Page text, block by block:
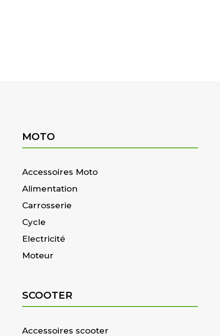
MOTO
Accessoires Moto
Alimentation
Carrosserie
Cycle
Electricité
Moteur
SCOOTER
Accessoires scooter